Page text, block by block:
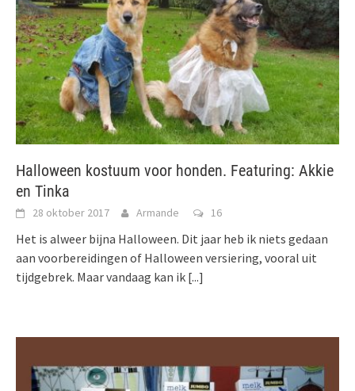
Halloween kostuum voor honden. Featuring: Akkie
en Tinka
28 oktober 2017 Armande 16
Het is alweer bijna Halloween. Dit jaar heb ik niets gedaan
aan voorbereidingen of Halloween versiering, vooral uit
tijdgebrek. Maar vandaag kan ik [...]